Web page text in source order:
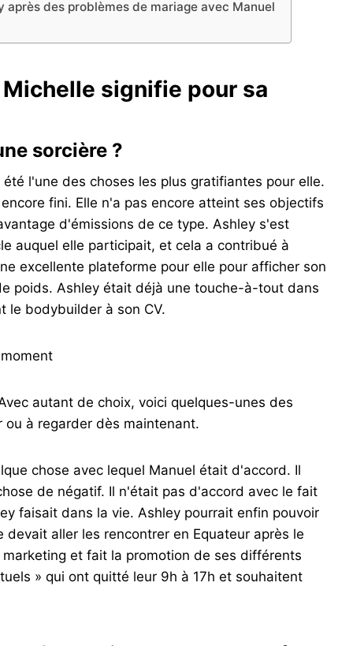
des problèmes de mariage avec Manuel
signifie pour sa
sorcière ?
l'une des choses les plus gratifiantes pour elle.
fini. Elle n'a pas encore atteint ses objectifs
d'émissions de ce type. Ashley s'est
auquel elle participait, et cela a contribué à
excellente plateforme pour elle pour afficher son
poids. Ashley était déjà une touche-à-tout dans
le bodybuilder à son CV.
autant de choix, voici quelques-unes des
à regarder dès maintenant.
chose avec lequel Manuel était d'accord. Il
de négatif. Il n'était pas d'accord avec le fait
faisait dans la vie. Ashley pourrait enfin pouvoir
aller les rencontrer en Equateur après le
et fait la promotion de ses différents
» qui ont quitté leur 9h à 17h et souhaitent